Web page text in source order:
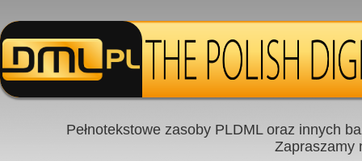
Pełnotekstowe zasoby PLDML oraz innych
Zapraszamy